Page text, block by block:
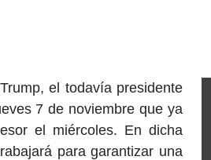
el todavía presidente
7 de noviembre que ya
el miércoles. En dicha
para garantizar una